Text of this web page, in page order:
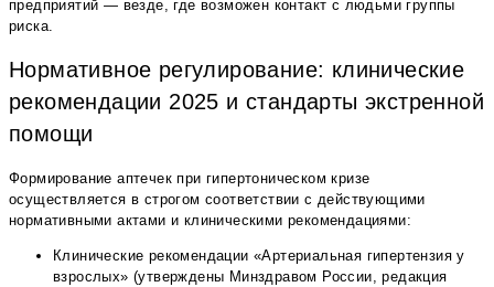
предприятий — везде, где возможен контакт с людьми группы
риска.
Нормативное регулирование: клинические
рекомендации 2025 и стандарты экстренной
помощи
Формирование аптечек при гипертоническом кризе
осуществляется в строгом соответствии с действующими
нормативными актами и клиническими рекомендациями:
Клинические рекомендации «Артериальная гипертензия у
взрослых» (утверждены Минздравом России, редакция